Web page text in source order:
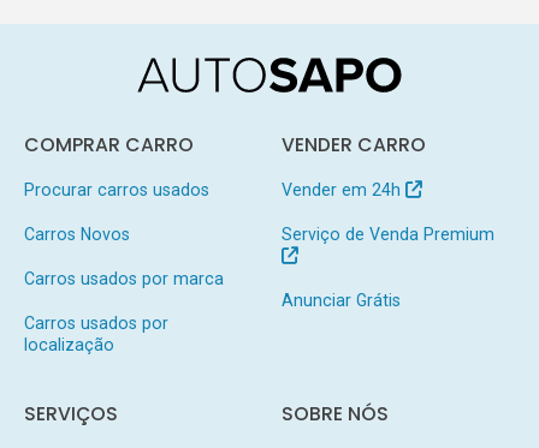
COMPRAR CARRO
Procurar carros usados
Carros Novos
Carros usados por marca
Carros usados por
localização
VENDER CARRO
Vender em 24h
Serviço de Venda Premium
Anunciar Grátis
SERVIÇOS SOBRE NÓS